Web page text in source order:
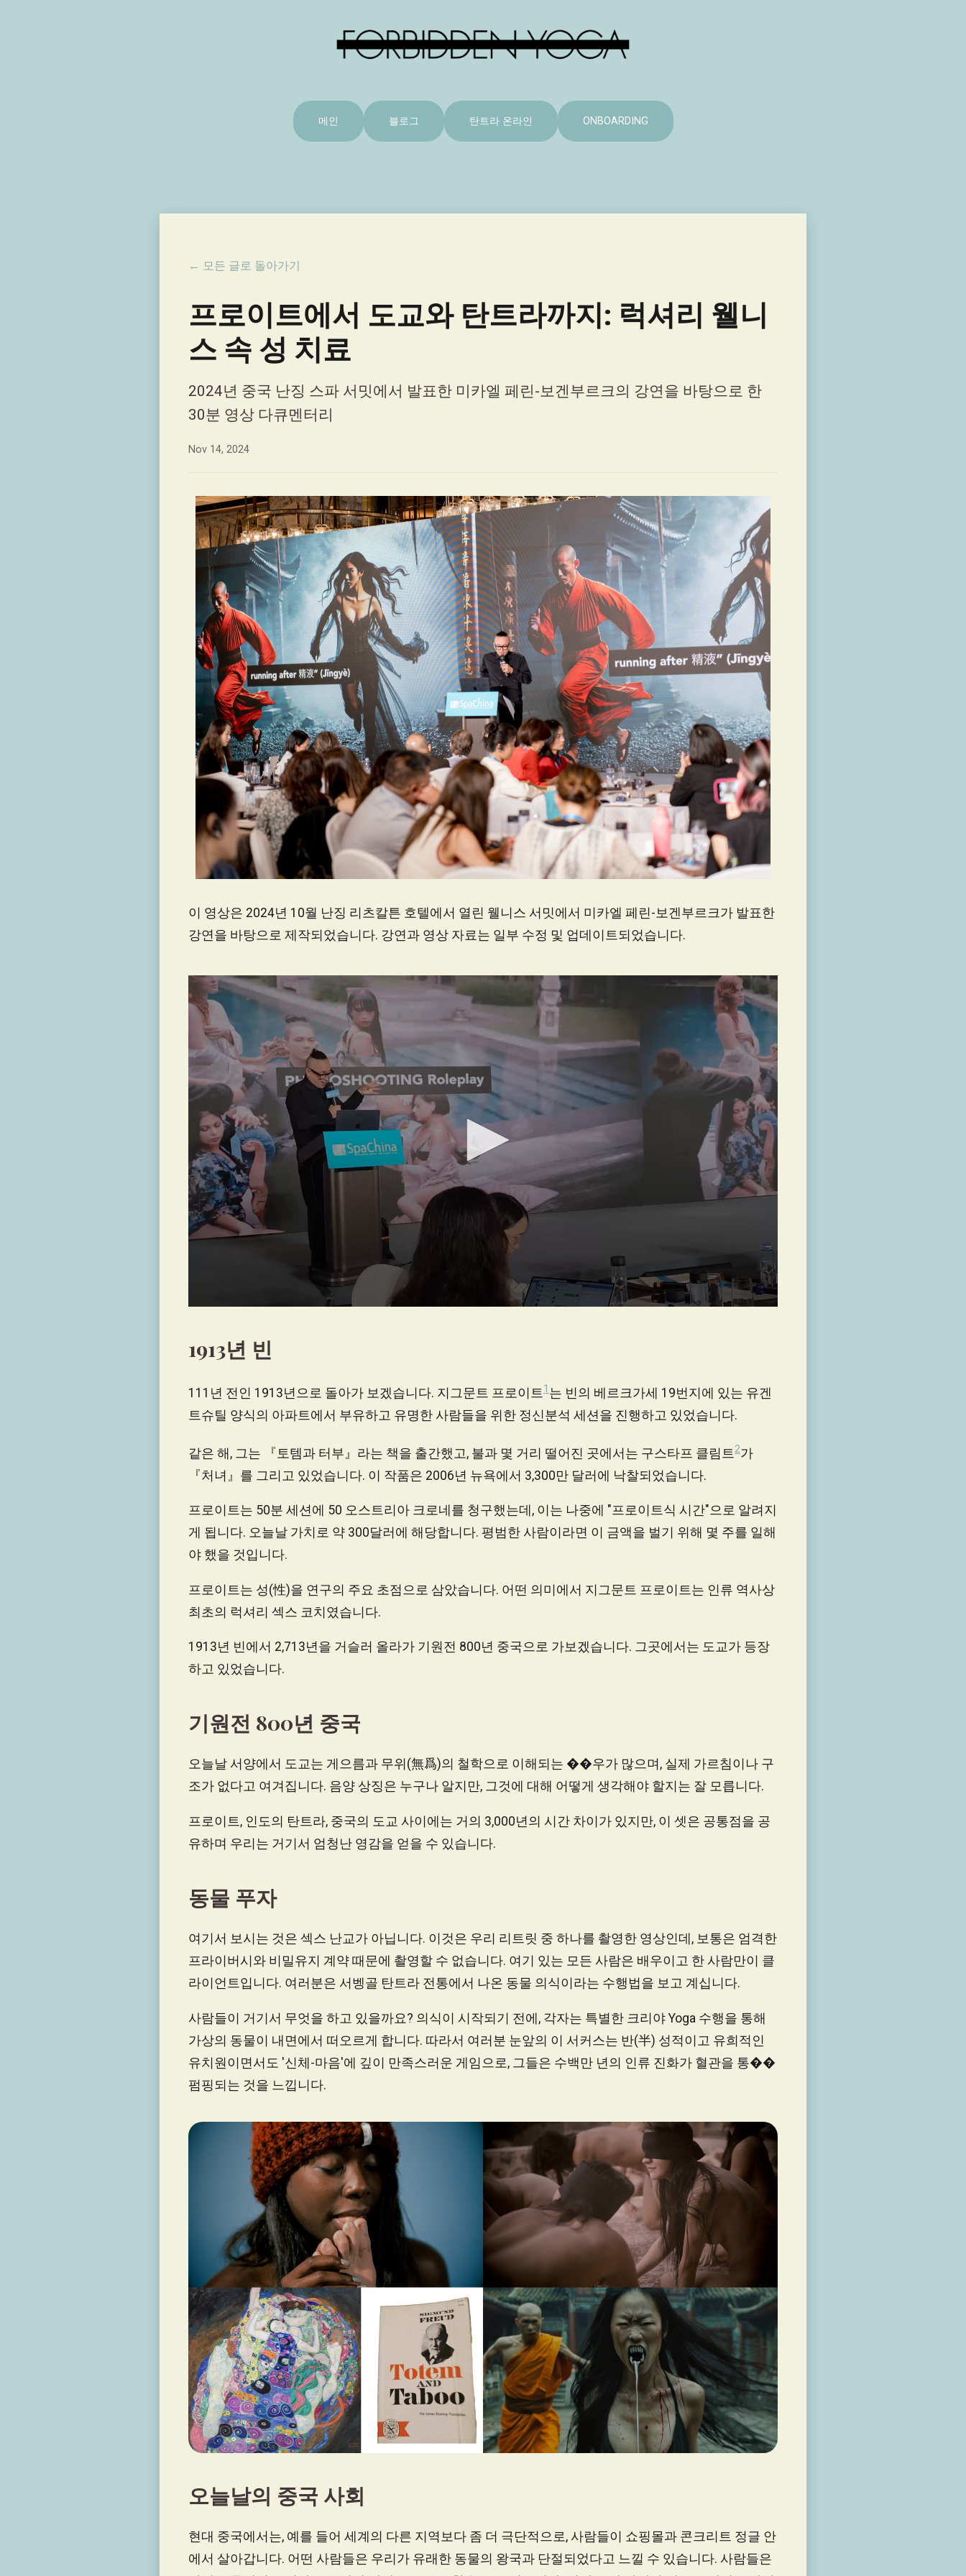
메인 블로그 탄트라 온라인 ONBOARDING
← 모든 글로 돌아가기
프로이트에서 도교와 탄트라까지: 럭셔리 웰니
스 속 성 치료
2024년 중국 난징 스파 서밋에서 발표한 미카엘 페린-보겐부르크의 강연을 바탕으로 한
30분 영상 다큐멘터리
Nov 14, 2024
이 영상은 2024년 10월 난징 리츠칼튼 호텔에서 열린 웰니스 서밋에서 미카엘 페린-보겐부르크가 발표한
강연을 바탕으로 제작되었습니다. 강연과 영상 자료는 일부 수정 및 업데이트되었습니다.
24
minutes,
90%
1913년 빈
111년 전인 1913년으로 돌아가 보겠습니다. 지그문트 프로이트1 는 빈의 베르크가세 19번지에 있는 유겐
트슈틸 양식의 아파트에서 부유하고 유명한 사람들을 위한 정신분석 세션을 진행하고 있었습니다.
같은 해, 그는 『토템과 터부』라는 책을 출간했고, 불과 몇 거리 떨어진 곳에서는 구스타프 클림트2가
『처녀』를 그리고 있었습니다. 이 작품은 2006년 뉴욕에서 3,300만 달러에 낙찰되었습니다.
프로이트는 50분 세션에 50 오스트리아 크로네를 청구했는데, 이는 나중에 "프로이트식 시간"으로 알려지
게 됩니다. 오늘날 가치로 약 300달러에 해당합니다. 평범한 사람이라면 이 금액을 벌기 위해 몇 주를 일해
야 했을 것입니다.
프로이트는 성(性)을 연구의 주요 초점으로 삼았습니다. 어떤 의미에서 지그문트 프로이트는 인류 역사상
최초의 럭셔리 섹스 코치였습니다.
1913년 빈에서 2,713년을 거슬러 올라가 기원전 800년 중국으로 가보겠습니다. 그곳에서는 도교가 등장
하고 있었습니다.
기원전 800년 중국
오늘날 서양에서 도교는 게으름과 무위(無爲)의 철학으로 이해되는 ��우가 많으며, 실제 가르침이나 구
조가 없다고 여겨집니다. 음양 상징은 누구나 알지만, 그것에 대해 어떻게 생각해야 할지는 잘 모릅니다.
프로이트, 인도의 탄트라, 중국의 도교 사이에는 거의 3,000년의 시간 차이가 있지만, 이 셋은 공통점을 공
유하며 우리는 거기서 엄청난 영감을 얻을 수 있습니다.
동물 푸자
여기서 보시는 것은 섹스 난교가 아닙니다. 이것은 우리 리트릿 중 하나를 촬영한 영상인데, 보통은 엄격한
프라이버시와 비밀유지 계약 때문에 촬영할 수 없습니다. 여기 있는 모든 사람은 배우이고 한 사람만이 클
라이언트입니다. 여러분은 서벵골 탄트라 전통에서 나온 동물 의식이라는 수행법을 보고 계십니다.
사람들이 거기서 무엇을 하고 있을까요? 의식이 시작되기 전에, 각자는 특별한 크리야 Yoga 수행을 통해
가상의 동물이 내면에서 떠오르게 합니다. 따라서 여러분 눈앞의 이 서커스는 반(半) 성적이고 유희적인
유치원이면서도 '신체-마음'에 깊이 만족스러운 게임으로, 그들은 수백만 년의 인류 진화가 혈관을 통��
펌핑되는 것을 느낍니다.
오늘날의 중국 사회
현대 중국에서는, 예를 들어 세계의 다른 지역보다 좀 더 극단적으로, 사람들이 쇼핑몰과 콘크리트 정글 안
에서 살아갑니다. 어떤 사람들은 우리가 유래한 동물의 왕국과 단절되었다고 느낄 수 있습니다. 사람들은